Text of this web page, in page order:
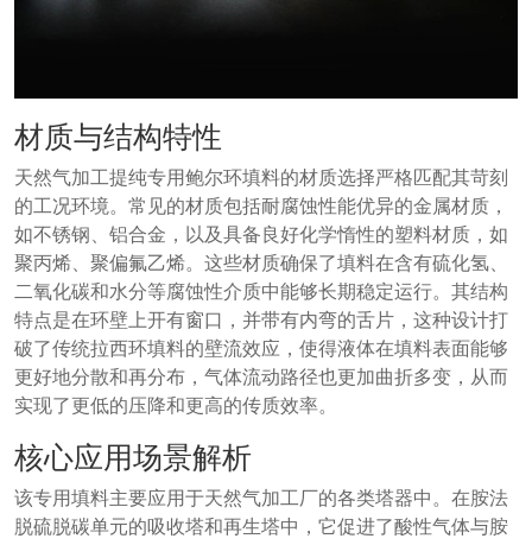
材质与结构特性
天然气加工提纯专用鲍尔环填料的材质选择严格匹配其苛刻
的工况环境。常见的材质包括耐腐蚀性能优异的金属材质，
如不锈钢、铝合金，以及具备良好化学惰性的塑料材质，如
聚丙烯、聚偏氟乙烯。这些材质确保了填料在含有硫化氢、
二氧化碳和水分等腐蚀性介质中能够长期稳定运行。其结构
特点是在环壁上开有窗口，并带有内弯的舌片，这种设计打
破了传统拉西环填料的壁流效应，使得液体在填料表面能够
更好地分散和再分布，气体流动路径也更加曲折多变，从而
实现了更低的压降和更高的传质效率。
核心应用场景解析
该专用填料主要应用于天然气加工厂的各类塔器中。在胺法
脱硫脱碳单元的吸收塔和再生塔中，它促进了酸性气体与胺